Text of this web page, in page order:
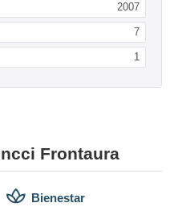
2007
7
1
Frontaura
Bienestar